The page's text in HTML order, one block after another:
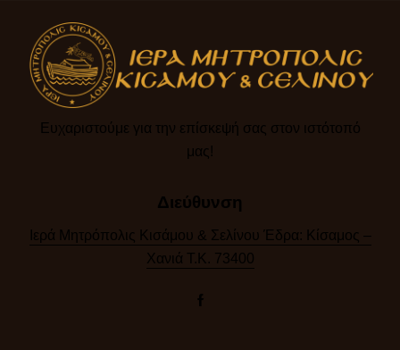
Ευχαριστούμε για την επίσκεψή σας στον ιστότοπό
μας!​
Διεύθυνση
Ιερά Μητρόπολις Κισάμου & Σελίνου Έδρα: Κίσαμος –
Χανιά Τ.Κ. 73400